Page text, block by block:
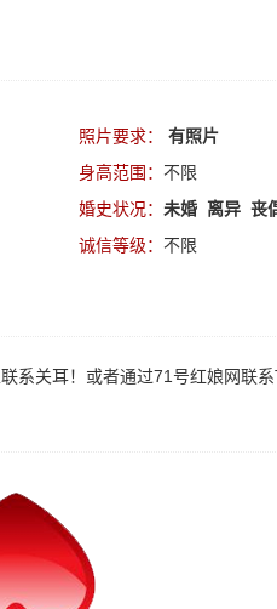
照片要求：
有照片
身高范围： 不限
婚史状况： 未婚 离异 丧
诚信等级： 不限
联系关耳！或者通过71号红娘网联系